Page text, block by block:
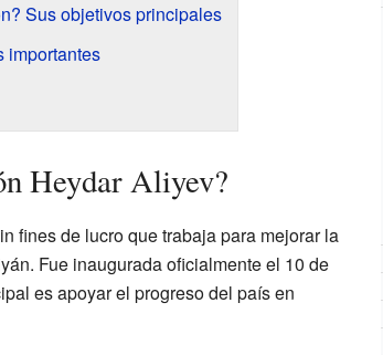
Sus objetivos principales
importantes
Heydar Aliyev?
fines de lucro que trabaja para mejorar la
Fue inaugurada oficialmente el 10 de
es apoyar el progreso del país en